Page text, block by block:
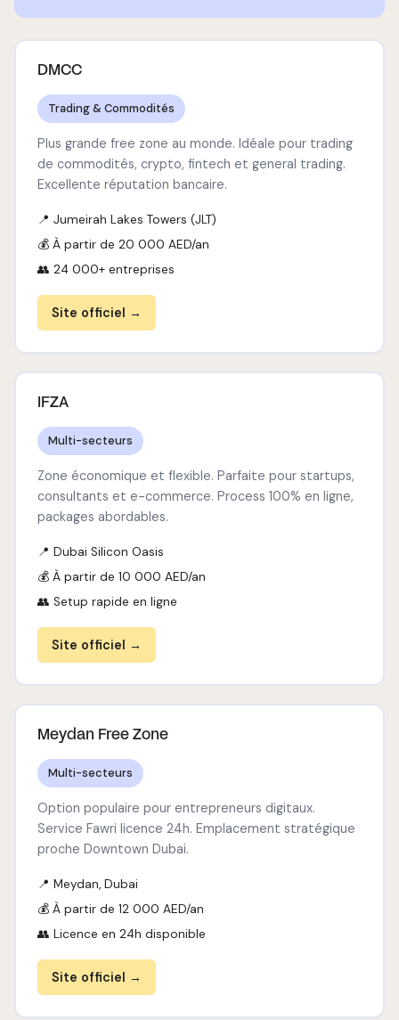
DMCC
Trading & Commodités
Plus grande free zone au monde. Idéale pour trading
de commodités, crypto, fintech et general trading.
Excellente réputation bancaire.
📍 Jumeirah Lakes Towers (JLT)
💰 À partir de 20 000 AED/an
👥 24 000+ entreprises
Site officiel →
IFZA
Multi-secteurs
Zone économique et flexible. Parfaite pour startups,
consultants et e-commerce. Process 100% en ligne,
packages abordables.
📍 Dubai Silicon Oasis
💰 À partir de 10 000 AED/an
👥 Setup rapide en ligne
Site officiel →
Meydan Free Zone
Multi-secteurs
Option populaire pour entrepreneurs digitaux.
Service Fawri licence 24h. Emplacement stratégique
proche Downtown Dubai.
📍 Meydan, Dubai
💰 À partir de 12 000 AED/an
👥 Licence en 24h disponible
Site officiel →